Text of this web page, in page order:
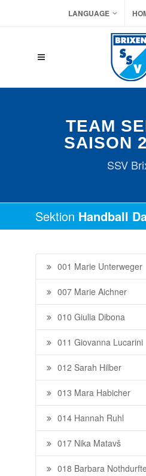
LANGUAGE
TEAM
SAISON
SSV
Sektion Handball
001 Marie Unterweger
007 Marie Aichner
010 Giulia Dibona
011 Giovanna Lucarini
012 Sarah Hilber
013 Mara Habicher
014 Hannah Ruhl
017 Nika Matavš
018 Barbara